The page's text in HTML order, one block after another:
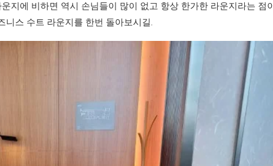
지에 비하면 역시 손님들이 많이 없고 항상 한가한 라운지라는 점이
니스 수트 라운지를 한번 돌아보시길.